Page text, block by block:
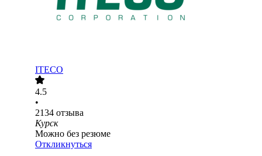
ITECO
4.5
•
2134 отзыва
Курск
Можно без резюме
Откликнуться